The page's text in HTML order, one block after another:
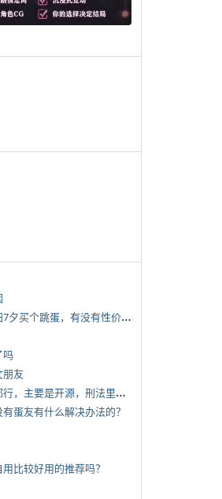
*
想请教有经验的蛋友，想给媳妇7夕买个跳蛋，有没有性价比高的推荐
吗
朋友
*
有啥搞钱的路子吗，开源节流都行，主要是开源，刑法里的咱不做
蛋友有什么解决办法的？
比较好用的推荐吗？